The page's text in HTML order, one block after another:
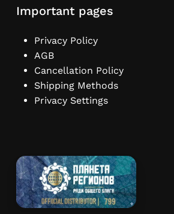
Subtotal:
Important pages
Privacy Policy
AGB
Cancellation Policy
Shipping Methods
Privacy Settings